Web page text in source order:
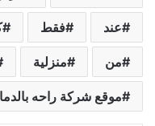
عند فقط
من منزلية
موقع شركة راحه